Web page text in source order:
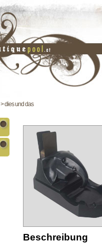
> dies und das
Beschreibung